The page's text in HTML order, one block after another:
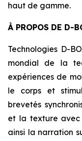
haut de gamme.
À PROPOS DE D-
Technologies D-
mondial de la
expériences de
le corps et
brevetés
et la texture avec
ainsi la narration